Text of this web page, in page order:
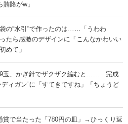
賂がw」
の“水引”で作ったのは……「うわわ
たら感激のデザインに「こんなかわいい
めて」
9玉、かぎ針でザクザク編むと…… 完成
ディガン”に「すてきですね」「ちょうど
賞で当たった「780円の皿」→ひっくり返